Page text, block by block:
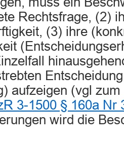
Rechtsfrage, (2)
(3) ihre
aufzeigen (vgl
3-1500 § 160a Nr
wird die